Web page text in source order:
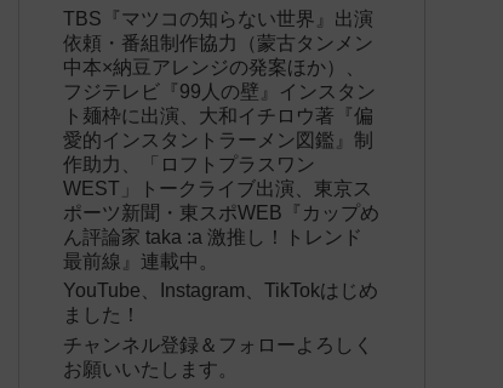
TBS『マツコの知らない世界』出演
依頼・番組制作協力（蒙古タンメン
中本×納豆アレンジの発案ほか）、
フジテレビ『99人の壁』インスタン
ト麺枠に出演、大和イチロウ著『偏
愛的インスタントラーメン図鑑』制
作助力、「ロフトプラスワン
WEST」トークライブ出演、東京ス
ポーツ新聞・東スポWEB『カップめ
ん評論家 taka :a 激推し！トレンド
最前線』連載中。
YouTube、Instagram、TikTokはじめ
ました！
チャンネル登録＆フォローよろしく
お願いいたします。